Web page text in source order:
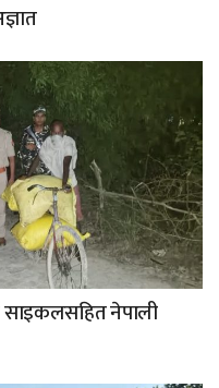
साइकलसहित नेपाली